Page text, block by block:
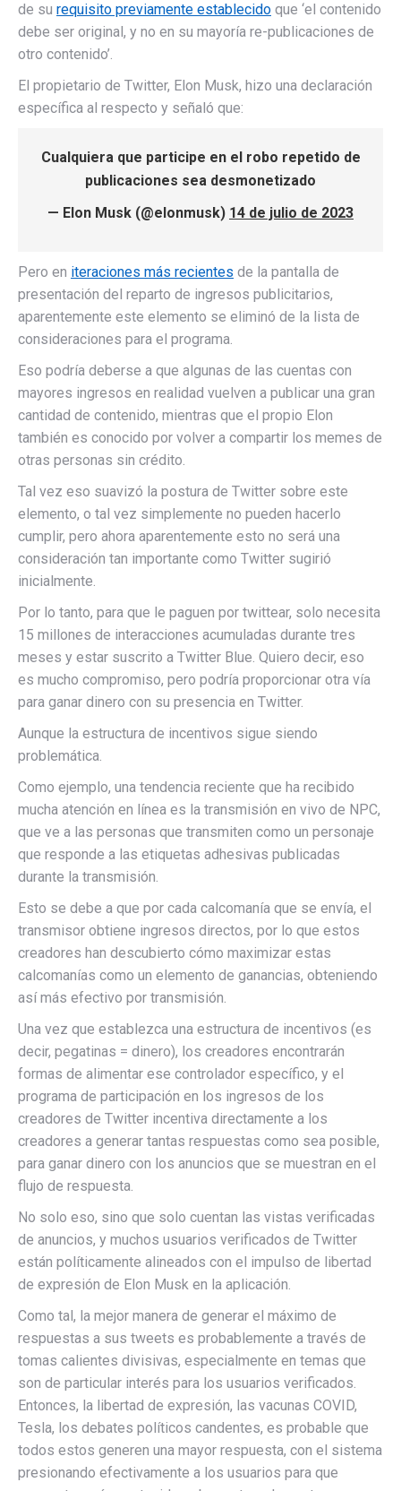
de su requisito previamente establecido que ‘el contenido
debe ser original, y no en su mayoría re-publicaciones de
otro contenido’.
El propietario de Twitter, Elon Musk, hizo una declaración
específica al respecto y señaló que:
Cualquiera que participe en el robo repetido de
publicaciones sea desmonetizado
— Elon Musk (@elonmusk) 14 de julio de 2023
Pero en iteraciones más recientes de la pantalla de
presentación del reparto de ingresos publicitarios,
aparentemente este elemento se eliminó de la lista de
consideraciones para el programa.
Eso podría deberse a que algunas de las cuentas con
mayores ingresos en realidad vuelven a publicar una gran
cantidad de contenido, mientras que el propio Elon
también es conocido por volver a compartir los memes de
otras personas sin crédito.
Tal vez eso suavizó la postura de Twitter sobre este
elemento, o tal vez simplemente no pueden hacerlo
cumplir, pero ahora aparentemente esto no será una
consideración tan importante como Twitter sugirió
inicialmente.
Por lo tanto, para que le paguen por twittear, solo necesita
15 millones de interacciones acumuladas durante tres
meses y estar suscrito a Twitter Blue. Quiero decir, eso
es mucho compromiso, pero podría proporcionar otra vía
para ganar dinero con su presencia en Twitter.
Aunque la estructura de incentivos sigue siendo
problemática.
Como ejemplo, una tendencia reciente que ha recibido
mucha atención en línea es la transmisión en vivo de NPC,
que ve a las personas que transmiten como un personaje
que responde a las etiquetas adhesivas publicadas
durante la transmisión.
Esto se debe a que por cada calcomanía que se envía, el
transmisor obtiene ingresos directos, por lo que estos
creadores han descubierto cómo maximizar estas
calcomanías como un elemento de ganancias, obteniendo
así más efectivo por transmisión.
Una vez que establezca una estructura de incentivos (es
decir, pegatinas = dinero), los creadores encontrarán
formas de alimentar ese controlador específico, y el
programa de participación en los ingresos de los
creadores de Twitter incentiva directamente a los
creadores a generar tantas respuestas como sea posible,
para ganar dinero con los anuncios que se muestran en el
flujo de respuesta.
No solo eso, sino que solo cuentan las vistas verificadas
de anuncios, y muchos usuarios verificados de Twitter
están políticamente alineados con el impulso de libertad
de expresión de Elon Musk en la aplicación.
Como tal, la mejor manera de generar el máximo de
respuestas a sus tweets es probablemente a través de
tomas calientes divisivas, especialmente en temas que
son de particular interés para los usuarios verificados.
Entonces, la libertad de expresión, las vacunas COVID,
Tesla, los debates políticos candentes, es probable que
todos estos generen una mayor respuesta, con el sistema
presionando efectivamente a los usuarios para que